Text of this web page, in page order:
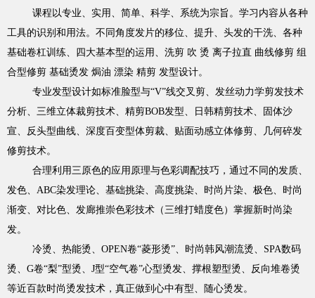
课程以专业、实用、简单、科学、系统为宗旨。学习内容从各种
工具的识别和用法。不同角度发片的移位、提升、头发的干洗、各种
基础卷杠训练、四大基本型的运用、洗剪 吹 烫 离子拉直 曲线修剪 组
合型修剪 基础烫发 焗油 漂染 精剪 发型设计。
专业发型设计如标准脸型与“V”线交叉剪、发丝动力学剪发技术
分析、三维立体裁剪技术、精剪BOB发型、日韩精剪技术、固体沙
宣、反头型曲线、深度百变型体剪裁、贴面动感立体修剪、几何碎发
修剪技术。
合理利用三原色的应用原理与色彩调配技巧，通过不同的发质、
发色、ABC染发理论、基础挑染、高度挑染、时尚片染、极色、时尚
渐变、对比色、发廊推崇色彩技术（三维打蜡度色）掌握新时尚染
发。
冷烫、热能烫、OPEN卷“菱形烫”、时尚韩风潮流烫、SPA数码
烫、G卷“梨”型烫、J型“空气卷”心型烫发、撑根塑型烫、反向堆卷烫
等近百款时尚烫发技术，真正做到心中有型、随心烫发。